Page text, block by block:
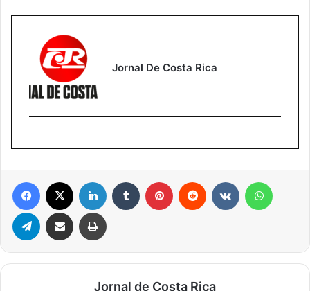
Jornal De Costa Rica
Facebook Linkedin Tumblr Pinterest Reddit
Telegram Compartilhar via e-mail Imprimir
Jornal de Costa Rica